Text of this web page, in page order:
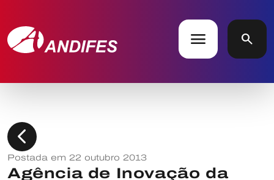
menu search
chevron_left
Postada em 22 outubro 2013
Agência de Inovação da